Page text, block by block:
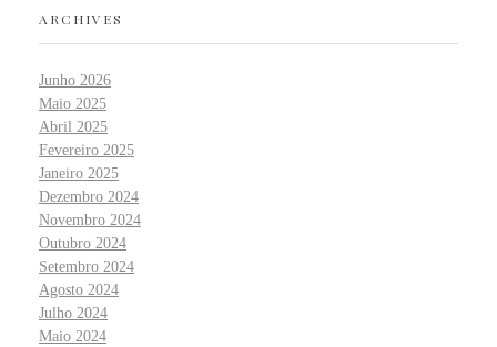
ARCHIVES
Junho 2026
Maio 2025
Abril 2025
Fevereiro 2025
Janeiro 2025
Dezembro 2024
Novembro 2024
Outubro 2024
Setembro 2024
Agosto 2024
Julho 2024
Maio 2024